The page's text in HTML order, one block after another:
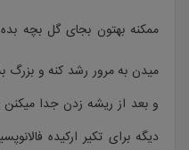
ممکنه بهتون بجای گل بچه
میدن به مرور رشد کنه و بزرگ
و بعد از ریشه زدن جدا
دیگه برای تکیر ارکیده